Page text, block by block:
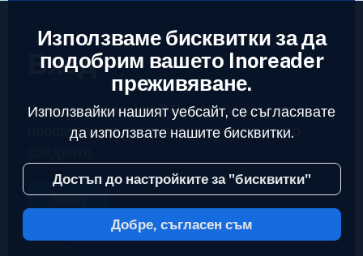
Вход
Вече имате акаунт?Въведете вашият
профил за да достъпите емисиите които
Вход
2023 © Inoreader
Използваме бисквитки за да
подобрим вашето Inoreader
преживяване.
Използвайки нашият уебсайт, се съгласявате
да използвате нашите бисквитки.
Достъп до настройките за "бисквитки"
Добре, съгласен съм